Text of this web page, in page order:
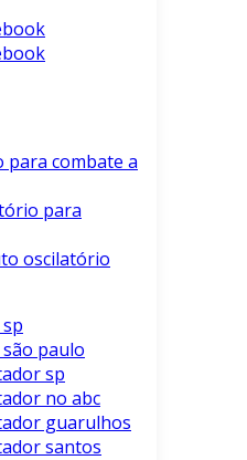
para combate a
para
oscilatório
paulo
sp
no abc
guarulhos
santos